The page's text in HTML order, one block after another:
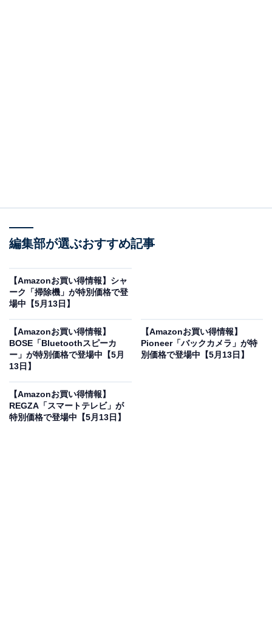
いもの部
のがもっと楽しく、もっとお得になる情報をお届け。編集部員によ
る独自レビューなど、ここでしか手に入らない情報も満載です。
※本記事で紹介している商品の購入やサービスの利用により、売上の一部が
オールアバウトに還元されることがあります。
オーディオテクニカの「ワイヤレスイヤホン」が
編集部が選ぶおすすめ記事
【Amazonお買い得情報】シャ
ーク「掃除機」が特別価格で登
場中【5月13日】
【Amazonお買い得情報】
BOSE「Bluetoothスピーカ
ー」が特別価格で登場中【5月
13日】
【Amazonお買い得情報】
Pioneer「バックカメラ」が特
別価格で登場中【5月13日】
【Amazonお買い得情報】
REGZA「スマートテレビ」が
特別価格で登場中【5月13日】